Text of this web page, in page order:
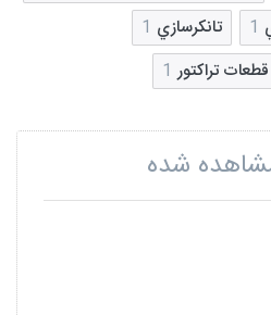
1 تانکرسازي‌ 1
قطعات تراکتور 1
شده